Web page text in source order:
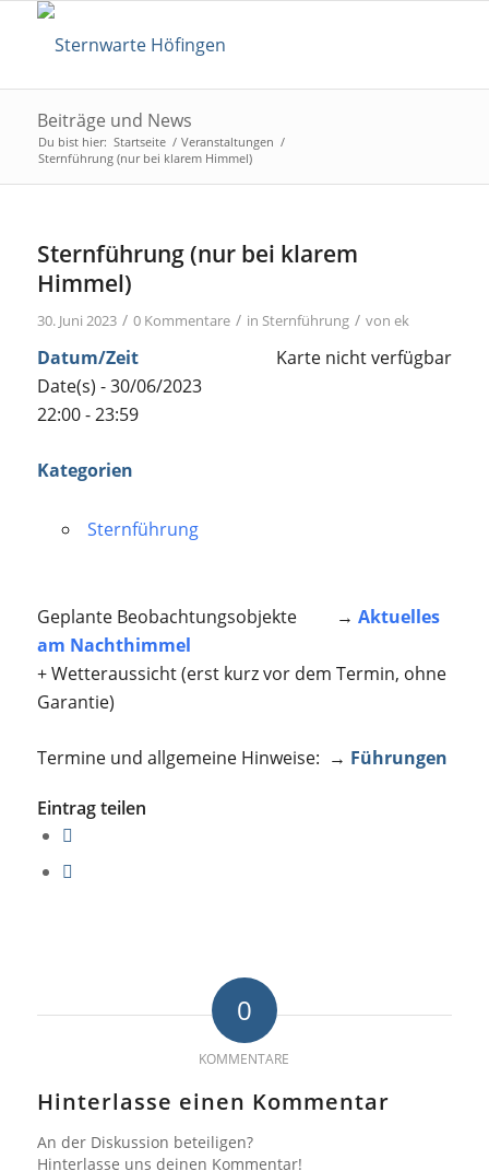
Beiträge und News
Du bist hier: Startseite / Veranstaltungen /
Sternführung (nur bei klarem Himmel)
Sternführung (nur bei klarem
Himmel)
30. Juni 2023 / 0 Kommentare / in Sternführung / von ek
Karte nicht verfügbar
Datum/Zeit
Date(s) - 30/06/2023
22:00 - 23:59
Kategorien
Sternführung
Geplante Beobachtungsobjekte → Aktuelles
am Nachthimmel
+ Wetteraussicht (erst kurz vor dem Termin, ohne
Garantie)
Termine und allgemeine Hinweise: → Führungen
Eintrag teilen
0
KOMMENTARE
Hinterlasse einen Kommentar
An der Diskussion beteiligen?
Hinterlasse uns deinen Kommentar!